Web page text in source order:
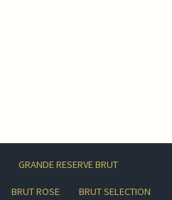
GRANDE RESERVE BRUT
BRUT ROSE BRUT SELECTION